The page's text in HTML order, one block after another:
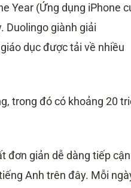
Year (Ứng dụng iPhone
Duolingo giành giải
dục được tải về nhiều
trong đó có khoảng 20
đơn giản dễ dàng tiếp
Anh trên đây. Mỗi